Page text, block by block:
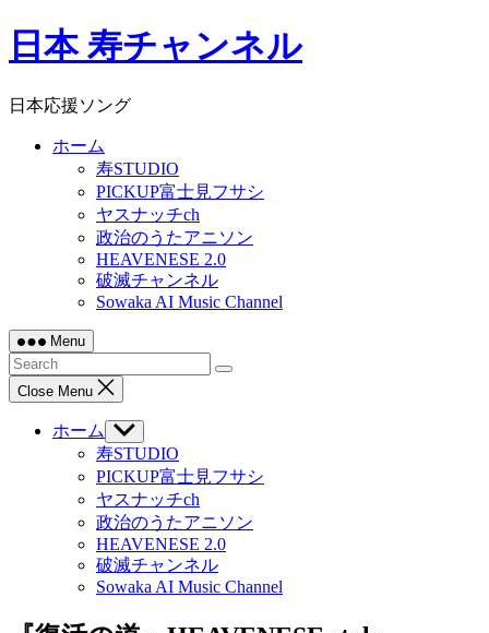
Skip
to日本 寿チャンネル
日本応援ソング
ホーム
寿STUDIO
PICKUP富士見フサシ
ヤスナッチch
政治のうたアニソン
HEAVENESE 2.0
破滅チャンネル
Sowaka AI Music Channel
Menu
Close Menu
ホーム
Show
sub
menu
寿STUDIO
PICKUP富士見フサシ
ヤスナッチch
政治のうたアニソン
HEAVENESE 2.0
破滅チャンネル
Sowaka AI Music Channel